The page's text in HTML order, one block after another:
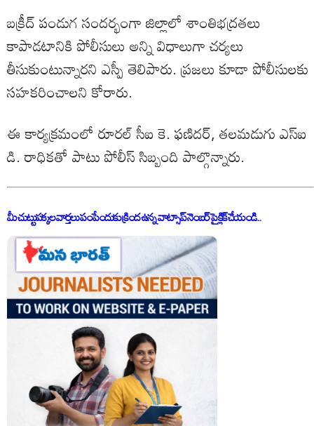
బక్రీద్ పండుగ సందర్భంగా జిల్లాలో శాంతిభద్రతలు
కాపాడటానికి పోలీసులు అన్ని విధాలుగా చర్యలు
తీసుకుంటున్నారని ఎస్పీ తెలిపారు. ప్రజలు కూడా పోలీసులకు
సహకరించాలని కోరారు.
ఈ కార్యక్రమంలో రూరల్ సీఐ కె. ఫణిదర్, తలమడుగు ఎస్ఐ
డి. రాధికతో పాటు పోలీస్ సిబ్బంది పాల్గొన్నారు.
మీ చుట్టుపక్కల వార్తలు పంపేందుకు క్రింద ఉన్న వాట్సాప్ నెంబర్ పై క్లిక్ చేయండి..